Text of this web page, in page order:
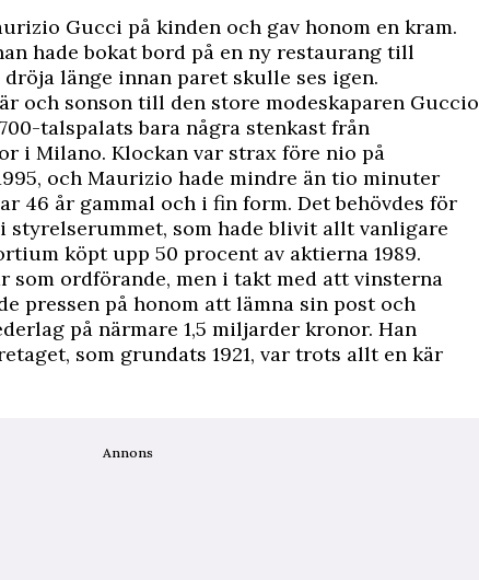
Gucci på kinden och gav honom en kram.
hade bokat bord på en ny restaurang till
länge innan paret skulle ses igen.
och sonson till den store modeskaparen Guccio
talspalats bara några stenkast från
i Milano. Klockan var strax före nio på
och Maurizio hade mindre än tio minuter
46 år gammal och i fin form. Det behövdes för
styrelserummet, som hade blivit allt vanligare
köpt upp 50 procent av aktierna 1989.
som ordförande, men i takt med att vinsterna
pressen på honom att lämna sin post och
på närmare 1,5 miljarder kronor. Han
som grundats 1921, var trots allt en kär
Annons